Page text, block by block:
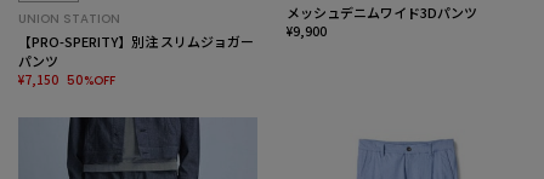
UNION STATION
【PRO-SPERITY】別注 スリムジョガー
パンツ
¥7,150 50%OFF
メッシュデニムワイド3Dパンツ
¥9,900